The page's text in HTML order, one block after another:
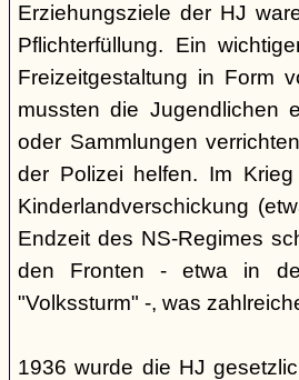
Erziehungsziele der HJ
Pflichterfüllung. Ein
Freizeitgestaltung in Form
mussten die Jugendlichen
oder Sammlungen
der Polizei helfen. Im
Kinderlandverschickung
Endzeit des NS-Regimes
den Fronten - etwa in
"Volkssturm" -, was
1936 wurde die HJ